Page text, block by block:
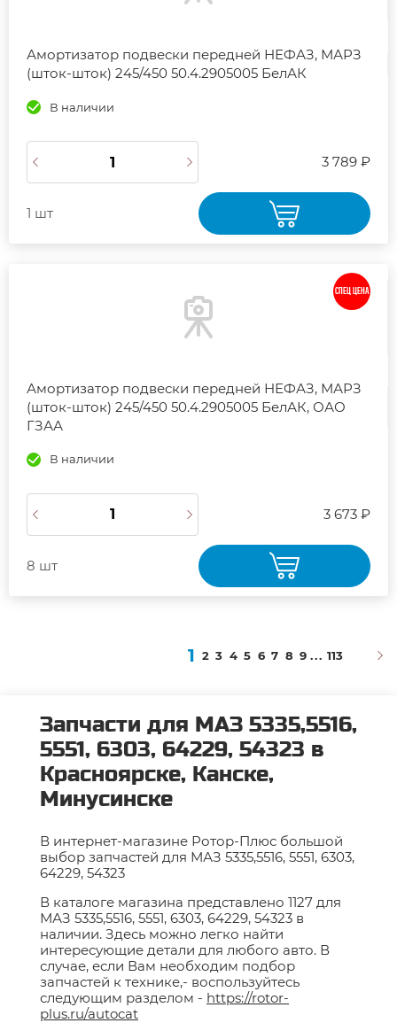
Амортизатор подвески передней НЕФАЗ, МАРЗ
(шток-шток) 245/450 50.4.2905005 БелАК
В наличии
3 789 ₽
1 шт
СПЕЦ ЦЕНА
Амортизатор подвески передней НЕФАЗ, МАРЗ
(шток-шток) 245/450 50.4.2905005 БелАК, ОАО
ГЗАА
В наличии
3 673 ₽
8 шт
1 2 3 4 5 6 7 8 9 ... 113
Запчасти для МАЗ 5335,5516,
5551, 6303, 64229, 54323 в
Красноярске, Канске,
Минусинске
В интернет-магазине Ротор-Плюс большой
выбор запчастей для МАЗ 5335,5516, 5551, 6303,
64229, 54323
В каталоге магазина представлено 1127 для
МАЗ 5335,5516, 5551, 6303, 64229, 54323 в
наличии. Здесь можно легко найти
интересующие детали для любого авто. В
случае, если Вам необходим подбор
запчастей к технике,- воспользуйтесь
следующим разделом - https://rotor-
plus.ru/autocat